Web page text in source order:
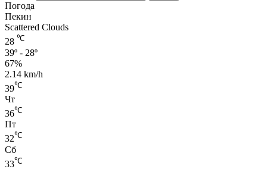
Погода
Пекин
Scattered Clouds
28 ℃
39º - 28º
67%
2.14 km/h
39℃
Чт
36℃
Пт
32℃
Сб
33℃